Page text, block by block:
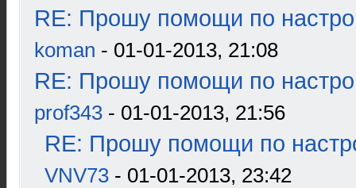
RE: Прошу помощи по
koman - 01-01-2013, 21:08
RE: Прошу помощи по
prof343 - 01-01-2013, 21:56
RE: Прошу помощи по
VNV73 - 01-01-2013, 23:42